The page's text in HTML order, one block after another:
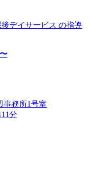
デイサービス の指導
事務所1号室
分